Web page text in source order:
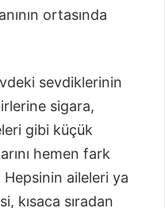
ortasında
sevdiklerinin
sigara,
gibi küçük
hemen fark
aileleri ya
kısaca sıradan